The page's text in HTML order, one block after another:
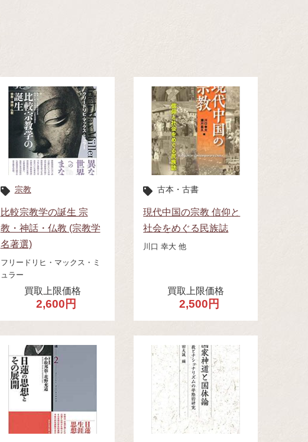
宗教
比較宗教学の誕生 宗
教・神話・仏教 (宗教学
名著選)
フリードリヒ・マックス・ミ
ュラー
買取上限価格
2,600円
古本・古書
現代中国の宗教 信仰と
社会をめぐる民族誌
川口 幸大 他
買取上限価格
2,500円